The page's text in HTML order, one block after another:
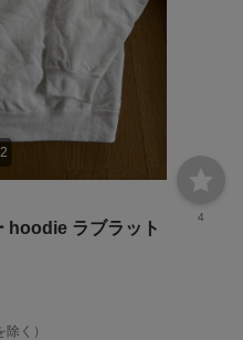
2
4
hoodie ラブラット
除く）